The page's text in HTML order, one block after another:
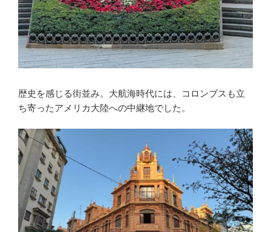
歴史を感じる街並み。大航海時代には、コロンブスも立
ち寄ったアメリカ大陸への中継地でした。